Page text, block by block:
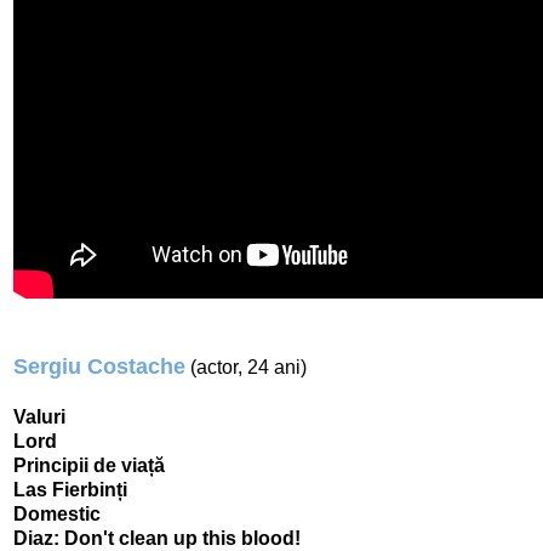
Sergiu Costache (actor, 24 ani)
Valuri
Lord
Principii de viață
Las Fierbinți
Domestic
Diaz: Don't clean up this blood!